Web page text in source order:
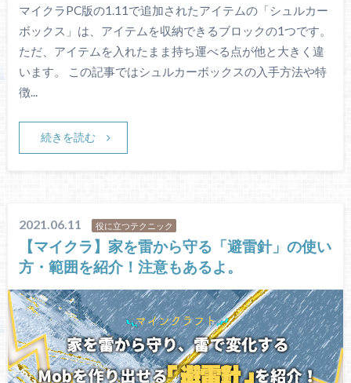
マイクラPC版の1.11で追加されたアイテムの「シュルカー
ボックス」は、アイテムを収納できるブロックの1つです。
ただ、アイテムを入れたまま持ち運べる点が他と大きく違
います。 この記事ではシュルカーボックスの入手方法や特
徴...
続きを読む
2021.06.11 役に立つテクニック
【マイクラ】家を雷から守る「避雷針」の使い
方・範囲を紹介！注意もあるよ。